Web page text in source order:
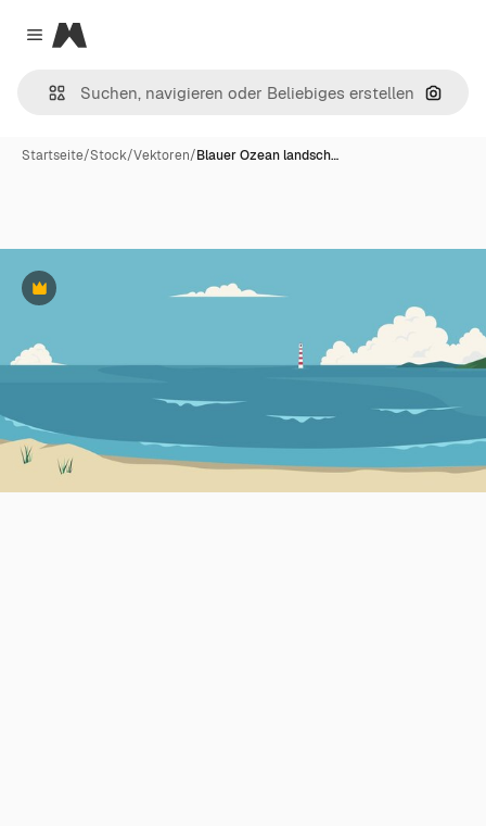
Close menu
Magnific
Nach
Startseite/Stock/Vektoren/Blauer Ozean landsch…
Premium